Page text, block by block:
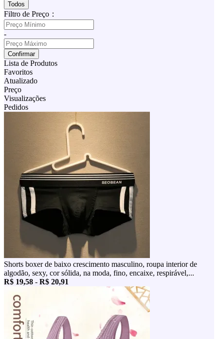
Todos
Filtro de Preço：
-
Confirmar
Lista de Produtos
Favoritos
Atualizado
Preço
Visualizações
Pedidos
Shorts boxer de baixo crescimento masculino, roupa interior de
algodão, sexy, cor sólida, na moda, fino, encaixe, respirável,...
R$ 19,58 - R$ 20,91